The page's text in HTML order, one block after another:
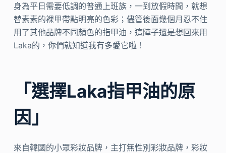
身為平日需要低調的普通上班族，一到放假時間，就想
替素素的裸甲帶點明亮的色彩；儘管後面幾個月忍不住
用了其他品牌不同顏色的指甲油，這陣子還是想回來用
Laka的，你們就知道我有多愛它啦！
「選擇Laka指甲油的原
因」
來自韓國的小眾彩妝品牌，主打無性別彩妝品牌，彩妝